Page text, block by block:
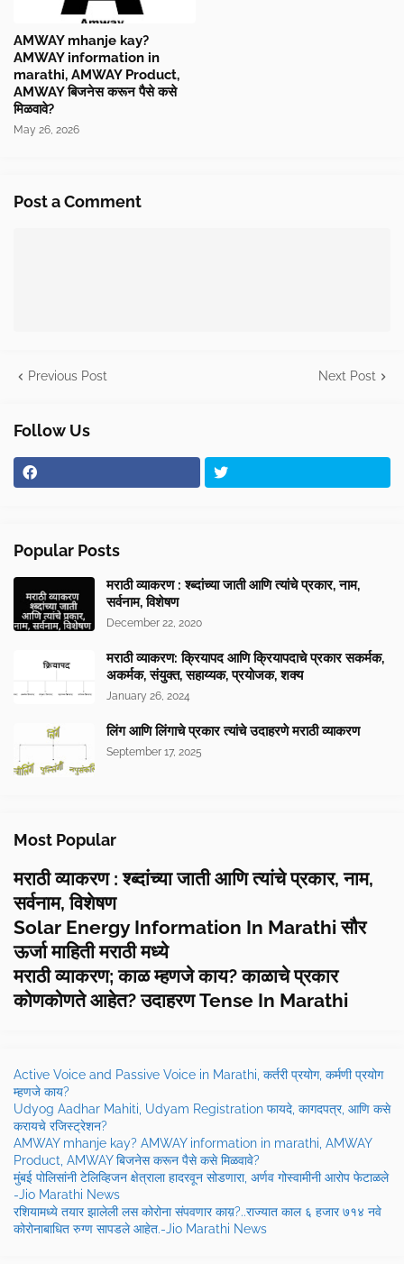
AMWAY mhanje kay?
AMWAY information in
marathi, AMWAY Product,
AMWAY बिजनेस करून पैसे कसे
मिळवावे?
May 26, 2026
Post a Comment
Previous Post Next Post
Follow Us
Popular Posts
मराठी व्याकरण : श्ब्दांच्या जाती आणि त्यांचे प्रकार, नाम,
सर्वनाम, विशेषण
December 22, 2020
मराठी व्याकरण: क्रियापद आणि क्रियापदाचे प्रकार सकर्मक,
अकर्मक, संयुक्त, सहाय्यक, प्रयोजक, शक्य
January 26, 2024
लिंग आणि लिंगाचे प्रकार त्यांचे उदाहरणे मराठी व्याकरण
September 17, 2025
Most Popular
मराठी व्याकरण : श्ब्दांच्या जाती आणि त्यांचे प्रकार, नाम,
सर्वनाम, विशेषण
Solar Energy Information In Marathi सौर
ऊर्जा माहिती मराठी मध्ये
मराठी व्याकरण; काळ म्हणजे काय? काळाचे प्रकार
कोणकोणते आहेत? उदाहरण Tense In Marathi
Active Voice and Passive Voice in Marathi, कर्तरी प्रयोग, कर्मणी प्रयोग
म्हणजे काय?
Udyog Aadhar Mahiti, Udyam Registration फायदे, कागदपत्र, आणि कसे
करायचे रजिस्ट्रेशन?
AMWAY mhanje kay? AMWAY information in marathi, AMWAY
Product, AMWAY बिजनेस करून पैसे कसे मिळवावे?
मुंबई पोलिसांनी टेलिव्हिजन क्षेत्राला हादरवून सोडणारा, अर्णव गोस्वामीनी आरोप फेटाळले
-Jio Marathi News
रशियामध्ये तयार झालेली लस कोरोना संपवणार काय़?..राज्यात काल ६ हजार ७१४ नवे
कोरोनाबाधित रुग्ण सापडले आहेत.-Jio Marathi News